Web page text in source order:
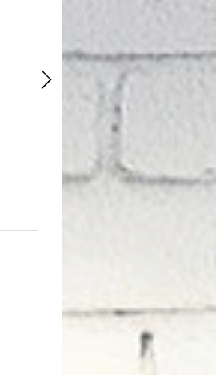
Шланг газовый 9mm.
40mt HKP010S
41 316 ₸